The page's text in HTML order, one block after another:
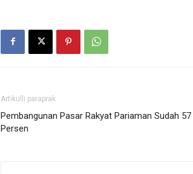
Artikulli paraprak
Pembangunan Pasar Rakyat Pariaman Sudah 57
Persen